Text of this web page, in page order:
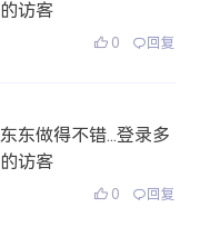
访客
0 回复
东做得不错...登录多
访客
0 回复